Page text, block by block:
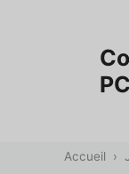
PC
Accueil ›